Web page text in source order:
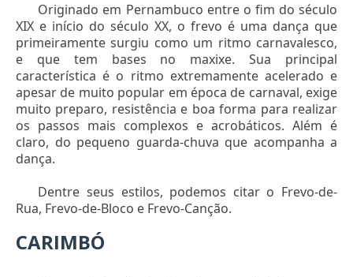
Originado em Pernambuco entre o fim do século
XIX e início do século XX, o frevo é uma dança que
primeiramente surgiu como um ritmo carnavalesco,
e que tem bases no maxixe. Sua principal
característica é o ritmo extremamente acelerado e
apesar de muito popular em época de carnaval, exige
muito preparo, resistência e boa forma para realizar
os passos mais complexos e acrobáticos. Além é
claro, do pequeno guarda-chuva que acompanha a
dança.
Dentre seus estilos, podemos citar o Frevo-de-
Rua, Frevo-de-Bloco e Frevo-Canção.
CARIMBÓ